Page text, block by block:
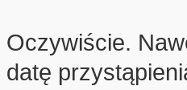
Oczywiście.
datę